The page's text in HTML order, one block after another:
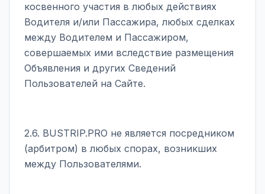
косвенного участия в любых действиях
Водителя и/или Пассажира, любых сделках
между Водителем и Пассажиром,
совершаемых ими вследствие размещения
Объявления и других Сведений
Пользователей на Сайте.
2.6. BUSTRIP.PRO не является посредником
(арбитром) в любых спорах, возникших
между Пользователями.